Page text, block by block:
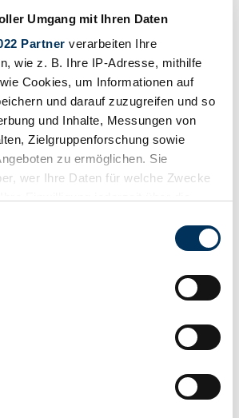
Umgang mit Ihren Daten
Partner verarbeiten Ihre
wie z. B. Ihre IP-Adresse, mithilfe
Cookies, um Informationen auf
und darauf zuzugreifen und so
und Inhalte, Messungen von
Zielgruppenforschung sowie
zu ermöglichen. Sie
wer Ihre Daten für welche Zwecke
oder widerrufen
über Ihre geografische Lage
(Fingerprinting) identifizieren
wie Ihre persönlichen Daten